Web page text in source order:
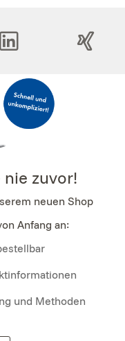
zuvor!
neuen Shop
Anfang an:
und Methoden